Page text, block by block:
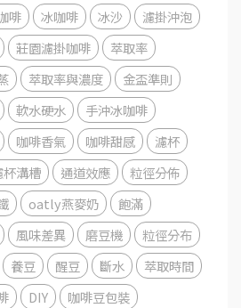
啡 冰咖啡 冰沙
濾掛沖泡
莊園濾掛咖啡
萃取率
萃取率與濃度
金盃準則
軟水硬水
手沖冰咖啡
咖啡香氣 咖啡甜感
濾杯
杯溝槽 通道效應
粒徑分佈
oatly燕麥奶
飽滿
風味差異 磨豆機
粒徑分布
養豆 醒豆 斷水
萃取時間
DIY
咖啡豆包裝